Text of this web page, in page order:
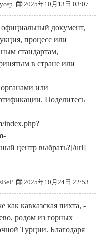
2025年10月13日 03:07
документ,
процесс или
стандартам,
в стране или
или
Поделитесь
index.php?
центр выбрать?[/url]
2025年10月24日 22:53
как кавказская пихта, -
родом из горных
Турции. Благодаря